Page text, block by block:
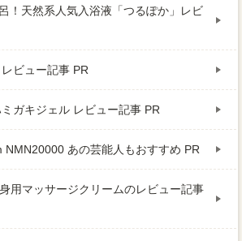
！天然系人気入浴液「つるぽか」レビ
ビュー記事 PR
ガキジェル レビュー記事 PR
NMN20000 あの芸能人もおすすめ PR
用マッサージクリームのレビュー記事